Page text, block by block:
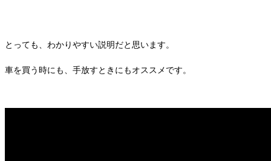
とっても、わかりやすい説明だと思います。
車を買う時にも、手放すときにもオススメです。